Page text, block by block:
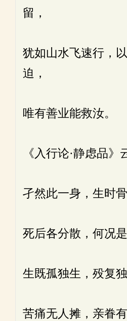
留，
犹如山水飞速行，
迫，
唯有善业能救汝。
《入行论·静虑品》
孑然此一身，生时骨
死后各分散，何况
生既孤独生，殁复独
苦痛无人摊，亲眷